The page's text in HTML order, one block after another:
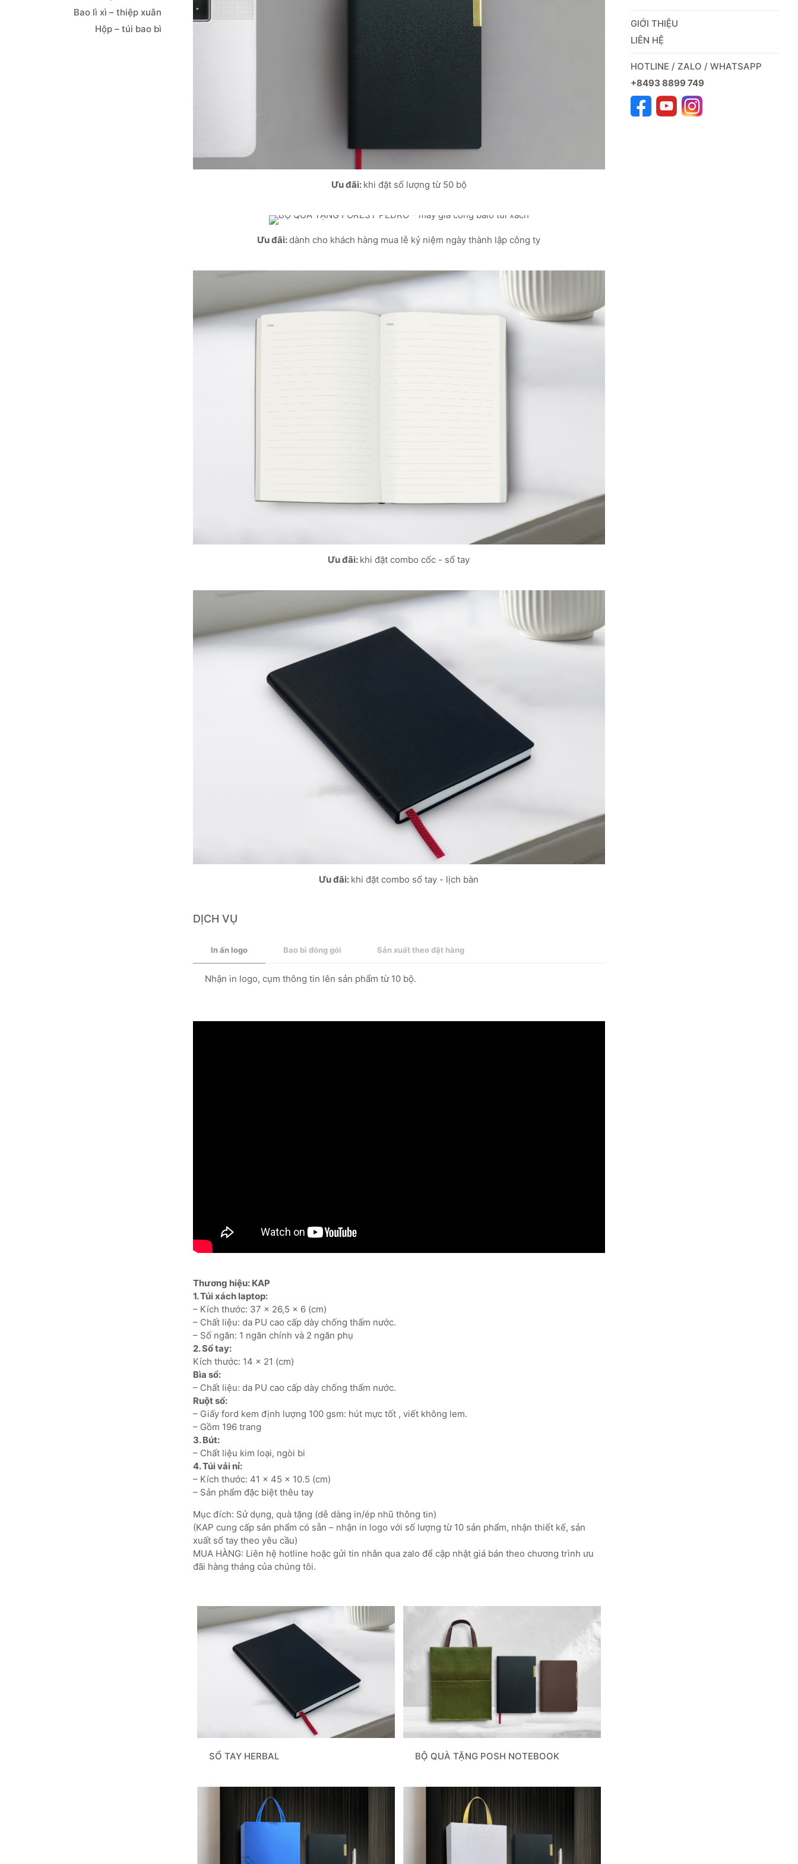
Ưu đãi: khi đặt số lượng từ 50 bộ
Ưu đãi:dành cho khách hàng mua lễ kỷ niệm ngày thành lập công ty
Ưu đãi: khi đặt combo cốc - sổ tay
Ưu đãi: khi đặt combo sổ tay - lịch bàn
DỊCH VỤ
In ấn logo Bao bì đóng gói Sản xuất theo đặt hàng
Nhận in logo, cụm thông tin lên sản phẩm từ 10 bộ.
Thương hiệu: KAP
1. Túi xách laptop:
– Kích thước: 37 x 26,5 x 6 (cm)
– Chất liệu: da PU cao cấp dày chống thấm nước.
– Số ngăn: 1 ngăn chính và 2 ngăn phụ
2. Sổ tay:
Kích thước: 14 x 21 (cm)
Bìa sổ:
– Chất liệu: da PU cao cấp dày chống thấm nước.
Ruột sổ:
– Giấy ford kem định lượng 100 gsm: hút mực tốt , viết không lem.
– Gồm 196 trang
3. Bút:
– Chất liệu kim loại, ngòi bi
4. Túi vải nỉ:
– Kích thước: 41 x 45 x 10.5 (cm)
– Sản phẩm đặc biệt thêu tay
Mục đích: Sử dụng, quà tặng (dễ dàng in/ép nhũ thông tin)
(KAP cung cấp sản phẩm có sẵn – nhận in logo với số lượng từ 10 sản phẩm, nhận thiết kế, sản
xuất sổ tay theo yêu cầu)
MUA HÀNG: Liên hệ hotline hoặc gửi tin nhắn qua zalo để cập nhật giá bán theo chương trình ưu
đãi hàng tháng của chúng tôi.
SỔ TAY HERBAL BỘ QUÀ TẶNG POSH NOTEBOOK
Bao lì xì – thiệp xuân
Hộp – túi bao bì
GIỚI THIỆU
LIÊN HỆ
HOTLINE / ZALO / WHATSAPP
+8493 8899 749